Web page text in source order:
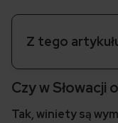
Z tego
Czy w Słowacji
Tak, winiety są